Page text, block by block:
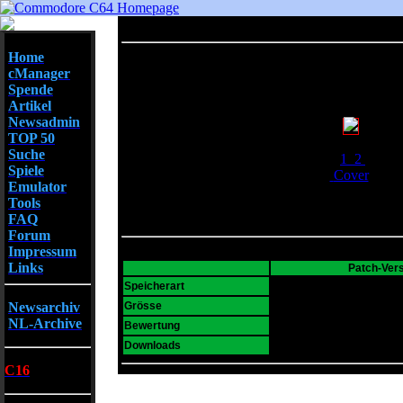
Home
cManager
Spende
Artikel
Newsadmin
TOP 50
Suche
Spiele
Emulator
Tools
FAQ
Forum
Impressum
Links
Newsarchiv
NL-Archive
C16
1 2
Cover
Patch-
Speicherart
Grösse
Bewertung
Downloads